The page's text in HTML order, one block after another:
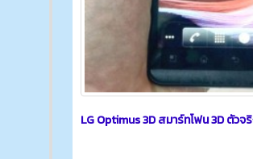
LG Optimus 3D สมาร์ทโฟน 3D ตัวจ